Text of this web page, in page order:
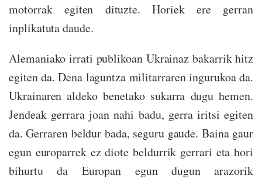
motorrak egiten dituzte. Horiek ere gerran
inplikatuta daude.
Alemaniako irrati publikoan Ukrainaz bakarrik hitz
egiten da. Dena laguntza militarraren ingurukoa da.
Ukrainaren aldeko benetako sukarra dugu hemen.
Jendeak gerrara joan nahi badu, gerra iritsi egiten
da. Gerraren beldur bada, seguru gaude. Baina gaur
egun europarrek ez diote beldurrik gerrari eta hori
bihurtu da Europan egun dugun arazorik